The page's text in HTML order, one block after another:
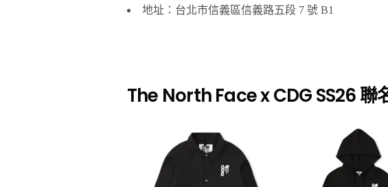
地址：台北市信義區信義路五段 7 號 B1
The North Face x CDG SS26 聯